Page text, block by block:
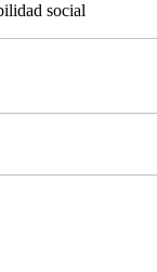
social